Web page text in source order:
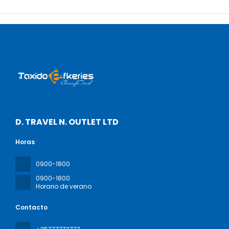
D. TRAVEL N. OUTLET LTD
Contacto
Horas
0900-1800
0900-1800
Horario de verano